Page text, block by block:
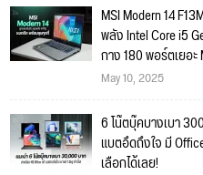
MSI Modern 14
พลัง Intel Core i5
กาง 180 พอร์ตเยอ
ตัวครบ
May 10, 2025
6 โน๊ตบุ๊คบางเบา
แบตอึดถึงใจ มี
เลือกได้เลย!